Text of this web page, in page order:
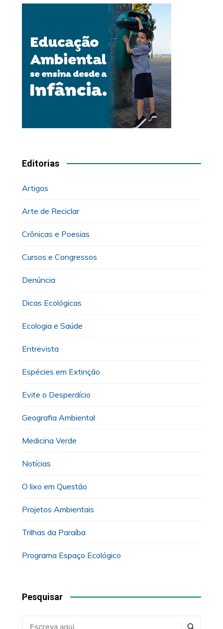
Editorias
Artigos
Arte de Reciclar
Crônicas e Poesias
Cursos e Congressos
Denúncia
Dicas Ecológicas
Ecologia e Saúde
Entrevista
Espécies em Extinção
Evite o Desperdício
Geografia Ambiental
Medicina Verde
Notícias
O lixo em Questão
Projetos Ambientais
Trilhas da Paraíba
Programa Espaço Ecológico
Pesquisar